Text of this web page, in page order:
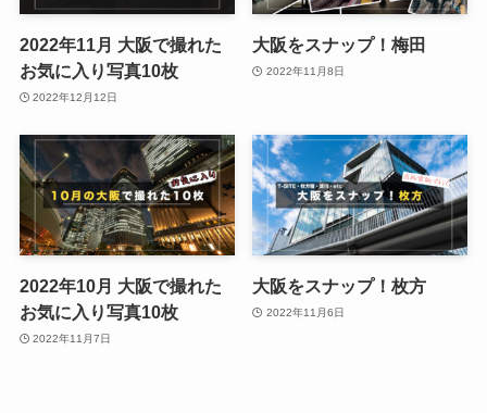
2022年11月 大阪で撮れた
お気に入り写真10枚
2022年12月12日
大阪をスナップ！梅田
2022年11月8日
2022年10月 大阪で撮れた
お気に入り写真10枚
2022年11月7日
大阪をスナップ！枚方
2022年11月6日